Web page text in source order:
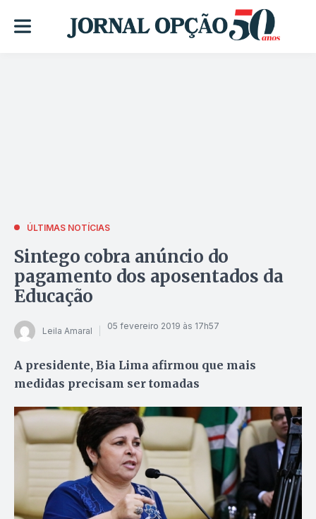
ÚLTIMAS NOTÍCIAS
Sintego cobra anúncio do
pagamento dos aposentados da
Educação
Leila Amaral 05 fevereiro 2019 às 17h57
A presidente, Bia Lima afirmou que mais
medidas precisam ser tomadas